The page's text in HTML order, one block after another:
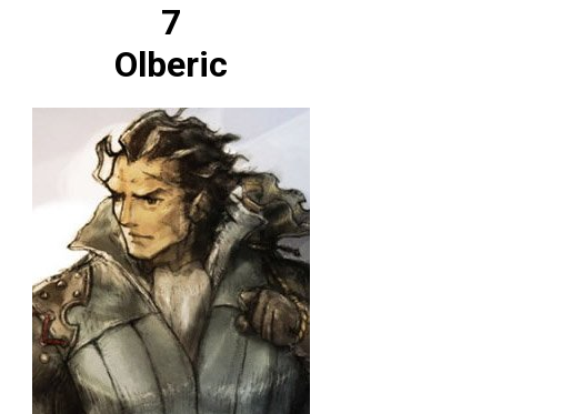
7
Olberic